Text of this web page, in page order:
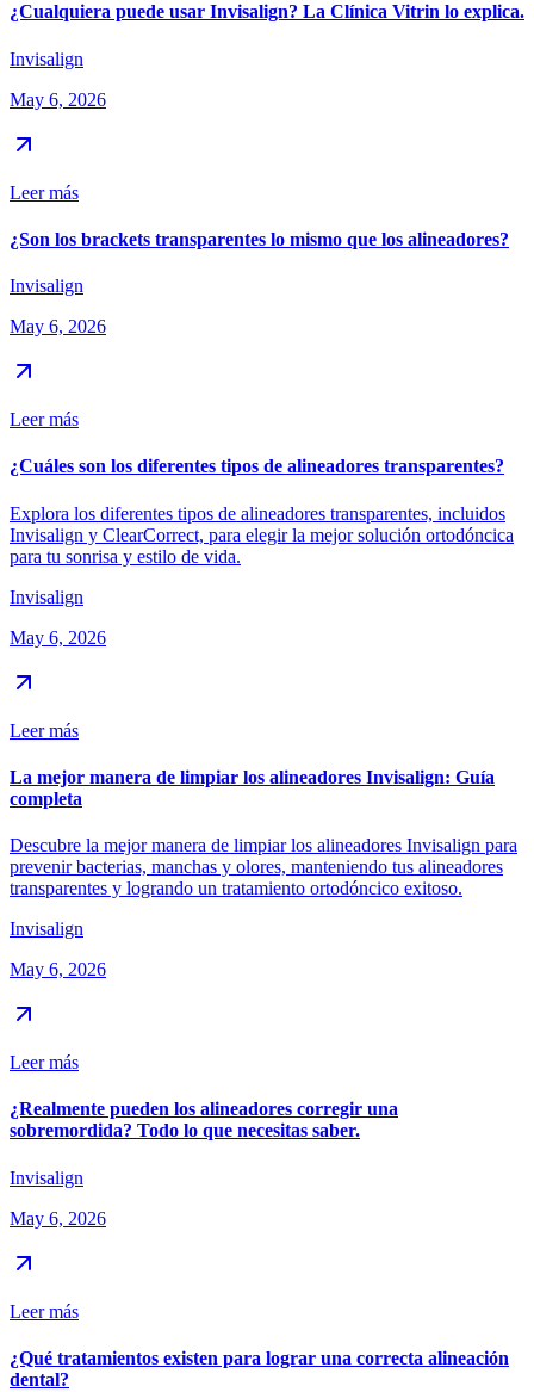
¿Cualquiera puede usar Invisalign? La Clínica Vitrin lo explica.
Invisalign
May 6, 2026
Leer más
¿Son los brackets transparentes lo mismo que los alineadores?
Invisalign
May 6, 2026
Leer más
¿Cuáles son los diferentes tipos de alineadores transparentes?
Explora los diferentes tipos de alineadores transparentes, incluidos
Invisalign y ClearCorrect, para elegir la mejor solución ortodóncica
para tu sonrisa y estilo de vida.
Invisalign
May 6, 2026
Leer más
La mejor manera de limpiar los alineadores Invisalign: Guía
completa
Descubre la mejor manera de limpiar los alineadores Invisalign para
prevenir bacterias, manchas y olores, manteniendo tus alineadores
transparentes y logrando un tratamiento ortodóncico exitoso.
Invisalign
May 6, 2026
Leer más
¿Realmente pueden los alineadores corregir una
sobremordida? Todo lo que necesitas saber.
Invisalign
May 6, 2026
Leer más
¿Qué tratamientos existen para lograr una correcta alineación
dental?